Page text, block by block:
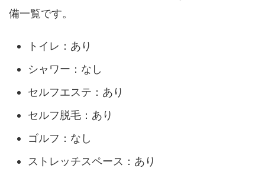
備一覧です。
トイレ：あり
シャワー：なし
セルフエステ：あり
セルフ脱毛：あり
ゴルフ：なし
ストレッチスペース：あり